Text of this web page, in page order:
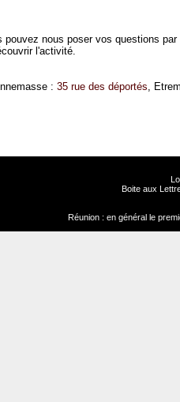
pouvez nous poser vos questions par
l'activité.
: 35 rue des déportés,
Boite aux
Réunion : en général le